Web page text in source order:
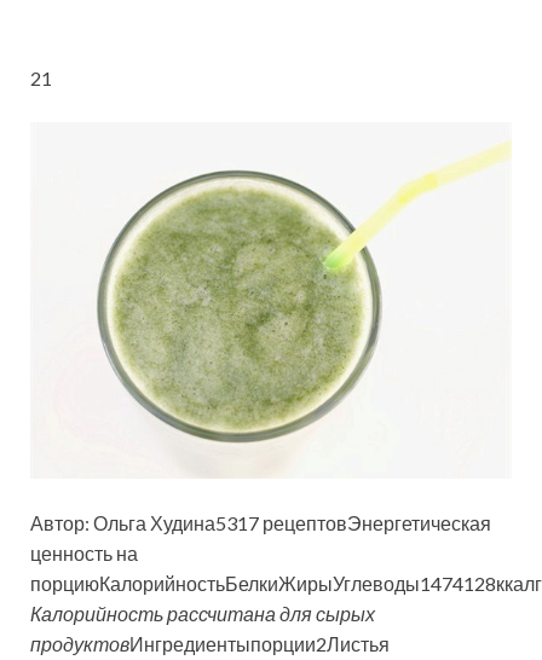
21
Автор: Ольга Худина5317 рецептовЭнергетическая
ценность на
Калорийность рассчитана для сырых
продуктовИнгредиентыпорции2Листья